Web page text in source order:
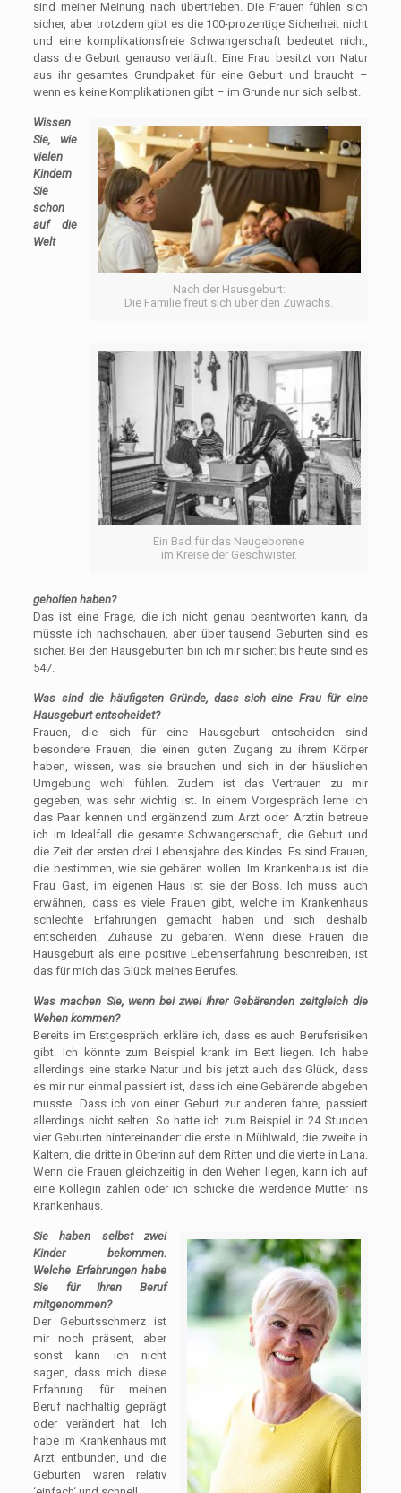
sind meiner Meinung nach übertrieben. Die Frauen fühlen sich
sicher, aber trotzdem gibt es die 100-prozentige Sicherheit nicht
und eine komplikationsfreie Schwangerschaft bedeutet nicht,
dass die Geburt genauso verläuft. Eine Frau besitzt von Natur
aus ihr gesamtes Grundpaket für eine Geburt und braucht –
wenn es keine Komplikationen gibt – im Grunde nur sich selbst.
Nach der Hausgeburt:
Die Familie freut sich über den Zuwachs.
Ein Bad für das Neugeborene
im Kreise der Geschwister.
Wissen
Sie, wie
vielen
Kindern
Sie
schon
auf die
Welt
geholfen haben?
Das ist eine Frage, die ich nicht genau beantworten kann, da
müsste ich nachschauen, aber über tausend Geburten sind es
sicher. Bei den Hausgeburten bin ich mir sicher: bis heute sind es
547.
Was sind die häufigsten Gründe, dass sich eine Frau für eine
Hausgeburt entscheidet?
Frauen, die sich für eine Hausgeburt entscheiden sind
besondere Frauen, die einen guten Zugang zu ihrem Körper
haben, wissen, was sie brauchen und sich in der häuslichen
Umgebung wohl fühlen. Zudem ist das Vertrauen zu mir
gegeben, was sehr wichtig ist. In einem Vorgespräch lerne ich
das Paar kennen und ergänzend zum Arzt oder Ärztin betreue
ich im Idealfall die gesamte Schwangerschaft, die Geburt und
die Zeit der ersten drei Lebensjahre des Kindes. Es sind Frauen,
die bestimmen, wie sie gebären wollen. Im Krankenhaus ist die
Frau Gast, im eigenen Haus ist sie der Boss. Ich muss auch
erwähnen, dass es viele Frauen gibt, welche im Krankenhaus
schlechte Erfahrungen gemacht haben und sich deshalb
entscheiden, Zuhause zu gebären. Wenn diese Frauen die
Hausgeburt als eine positive Lebenserfahrung beschreiben, ist
das für mich das Glück meines Berufes.
Was machen Sie, wenn bei zwei Ihrer Gebärenden zeitgleich die
Wehen kommen?
Bereits im Erstgespräch erkläre ich, dass es auch Berufsrisiken
gibt. Ich könnte zum Beispiel krank im Bett liegen. Ich habe
allerdings eine starke Natur und bis jetzt auch das Glück, dass
es mir nur einmal passiert ist, dass ich eine Gebärende abgeben
musste. Dass ich von einer Geburt zur anderen fahre, passiert
allerdings nicht selten. So hatte ich zum Beispiel in 24 Stunden
vier Geburten hintereinander: die erste in Mühlwald, die zweite in
Kaltern, die dritte in Oberinn auf dem Ritten und die vierte in Lana.
Wenn die Frauen gleichzeitig in den Wehen liegen, kann ich auf
eine Kollegin zählen oder ich schicke die werdende Mutter ins
Krankenhaus.
Sie haben selbst zwei
Kinder bekommen.
Welche Erfahrungen habe
Sie für Ihren Beruf
mitgenommen?
Der Geburtsschmerz ist
mir noch präsent, aber
sonst kann ich nicht
sagen, dass mich diese
Erfahrung für meinen
Beruf nachhaltig geprägt
oder verändert hat. Ich
habe im Krankenhaus mit
Arzt entbunden, und die
Geburten waren relativ